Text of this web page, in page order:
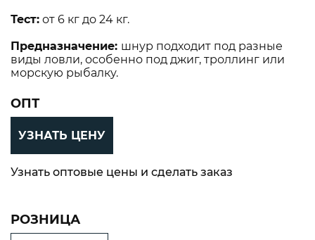
Тест: от 6 кг до 24 кг.
Предназначение: шнур подходит под разные
виды ловли, особенно под джиг, троллинг или
морскую рыбалку.
ОПТ
УЗНАТЬ ЦЕНУ
Узнать оптовые цены и сделать заказ
РОЗНИЦА